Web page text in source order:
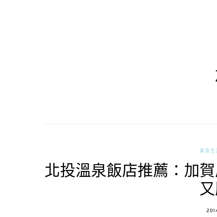
美食生
北投溫泉飯店推薦：加